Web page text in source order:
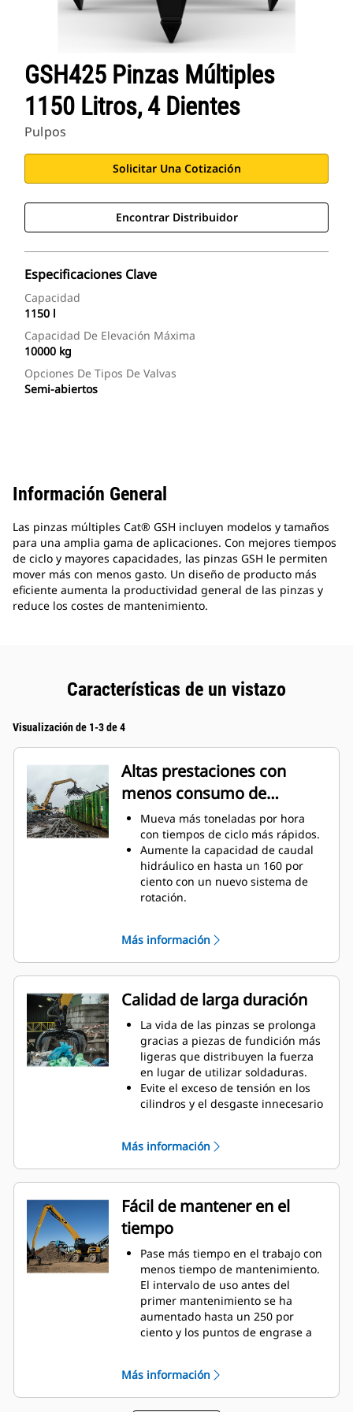
GSH425 Pinzas Múltiples
1150 Litros, 4 Dientes
Pulpos
Solicitar Una Cotización
Encontrar Distribuidor
Especificaciones Clave
Capacidad
1150 l
Capacidad De Elevación Máxima
10000 kg
Opciones De Tipos De Valvas
Semi-abiertos
Información General
Las pinzas múltiples Cat® GSH incluyen modelos y tamaños
para una amplia gama de aplicaciones. Con mejores tiempos
de ciclo y mayores capacidades, las pinzas GSH le permiten
mover más con menos gasto. Un diseño de producto más
eficiente aumenta la productividad general de las pinzas y
reduce los costes de mantenimiento.
Características de un vistazo
Visualización de 1-3 de 4
Altas prestaciones con
menos consumo de
combustible
Mueva más toneladas por hora
con tiempos de ciclo más rápidos.
Aumente la capacidad de caudal
hidráulico en hasta un 160 por
ciento con un nuevo sistema de
rotación.
gracias a una curvatura de diente
refinada.
Las máquinas Cat están
preprogramadas con unos ajustes
de rendimiento óptimos para sus
pinzas con el fin de maximizar el
acoplamiento y eficacia de la
máquina de las pinzas.
Alcance nuevas alturas y aumente
el control de giro. La altura
compacta de las pinzas GSH
Más información
Calidad de larga duración
La vida de las pinzas se prolonga
gracias a piezas de fundición más
ligeras que distribuyen la fuerza
en lugar de utilizar soldaduras.
Evite el exceso de tensión en los
cilindros y el desgaste innecesario
topes inferiores y superiores
resistentes a la abrasión de
servicio pesado en la carcasa de
las pinzas.
Fuerza en la que puede confiar.
Las puntas y dientes interiores de
construcción sólida están
fabricados con acero de alta
calidad que resiste la abrasión y el
desgaste de metal sobre metal.
Los puntos de bisagra son de
fundición que eliminan los puntos
débiles del bastidor.
diente de fundición fáciles de
Más información
Fácil de mantener en el
tiempo
Pase más tiempo en el trabajo con
menos tiempo de mantenimiento.
El intervalo de uso antes del
primer mantenimiento se ha
aumentado hasta un 250 por
ciento y los puntos de engrase a
Los componentes hidráulicos
integrales se han redirigido y
Más información